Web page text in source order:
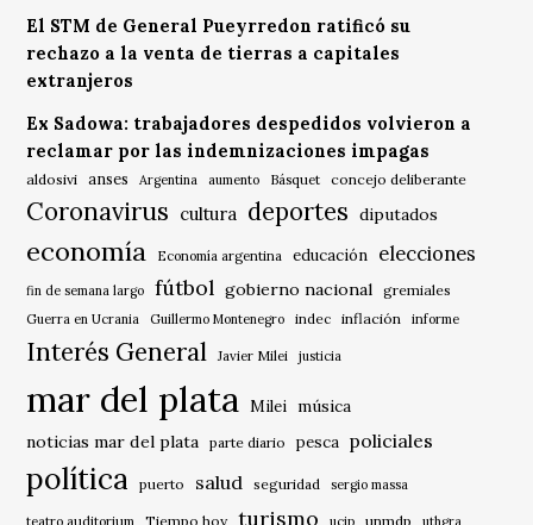
El STM de General Pueyrredon ratificó su
rechazo a la venta de tierras a capitales
extranjeros
Ex Sadowa: trabajadores despedidos volvieron a
reclamar por las indemnizaciones impagas
aldosivi anses Argentina aumento Básquet concejo deliberante
Coronavirus cultura deportes diputados
economía Economía argentina educación elecciones
fin de semana largo fútbol gobierno nacional gremiales
Guerra en Ucrania Guillermo Montenegro indec inflación informe
Interés General Javier Milei justicia
mar del plata Milei música
noticias mar del plata
parte diario pesca policiales
política puerto salud seguridad sergio massa
teatro auditorium Tiempo hoy turismo ucip unmdp uthgra